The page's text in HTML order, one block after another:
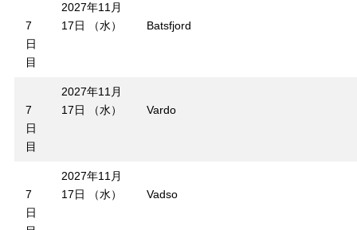
7
日
目
2027年11月
17日 （水）
Batsfjord
7
日
目
2027年11月
17日 （水）
Vardo
7
日
2027年11月
17日 （水）
Vadso